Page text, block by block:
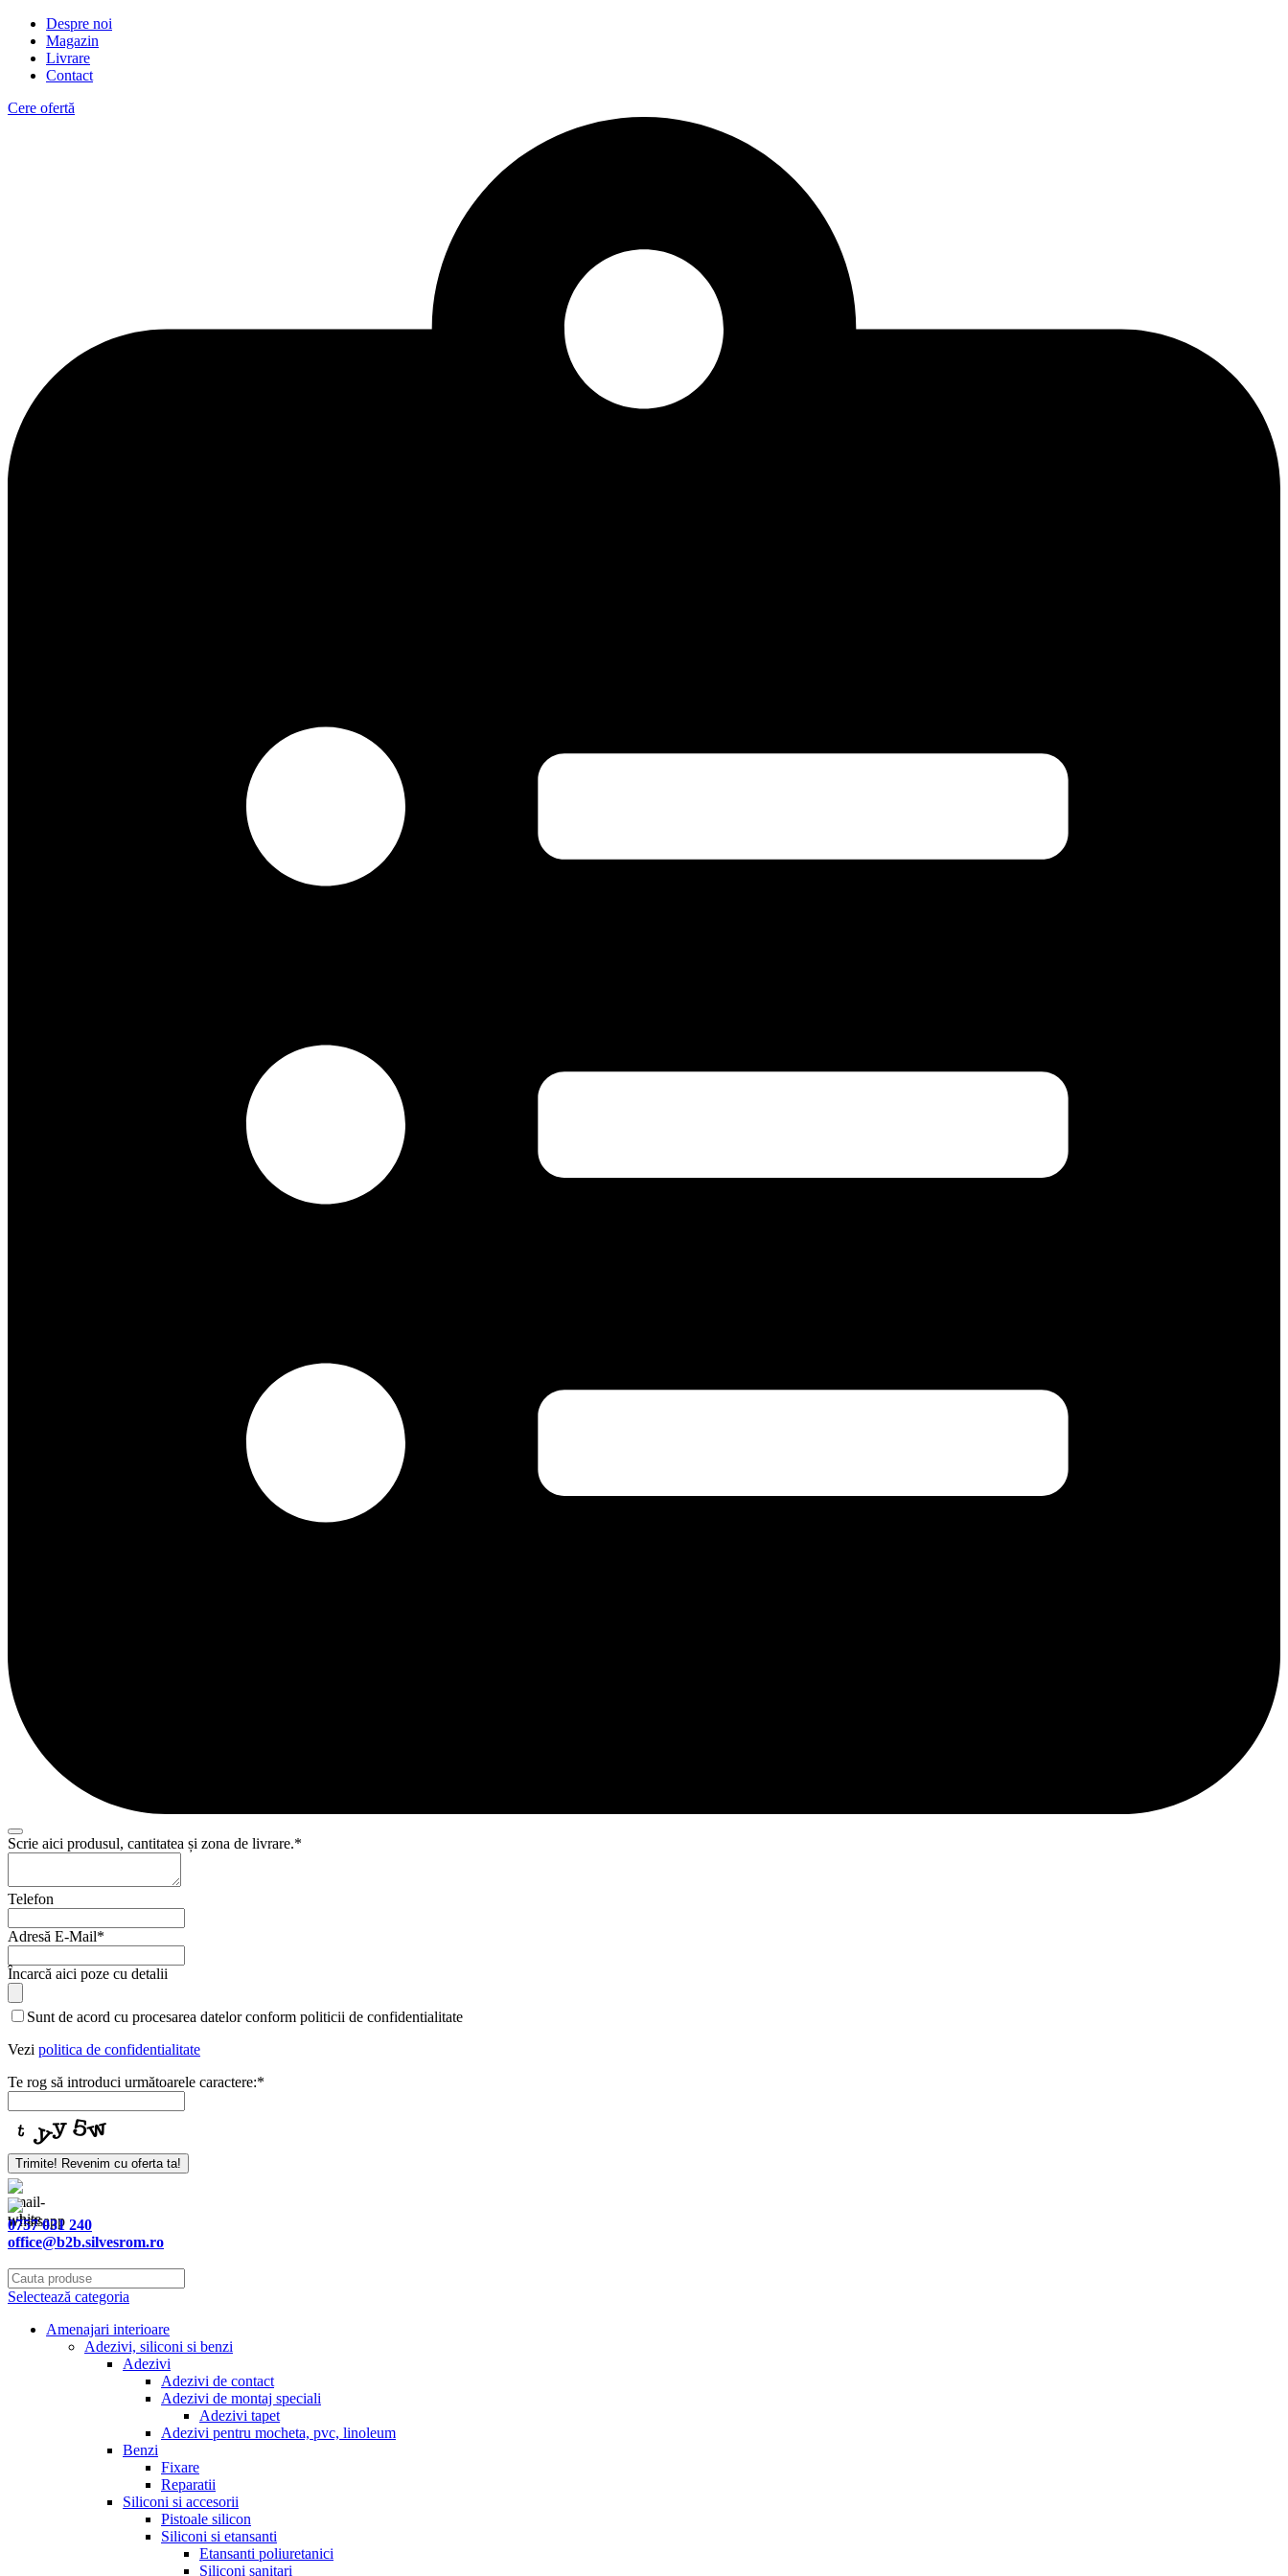
Despre noi
Magazin
Livrare
Contact
Cere ofertă
Scrie aici produsul, cantitatea și zona de livrare.*
Telefon
Adresă E-Mail*
Your
Website
Încarcă aici poze cu detalii
Sunt de acord cu procesarea datelor conform politicii de confidentialitate
Vezi politica de confidentialitate
Te rog să introduci următoarele caractere:*
Trimite! Revenim cu oferta ta!
0757 031 240
office@b2b.silvesrom.ro
Selectează categoria
Amenajari interioare
Adezivi, siliconi si benzi
Adezivi
Adezivi de contact
Adezivi de montaj speciali
Adezivi tapet
Adezivi pentru mocheta, pvc, linoleum
Benzi
Fixare
Reparatii
Siliconi si accesorii
Pistoale silicon
Siliconi si etansanti
Etansanti poliuretanici
Siliconi sanitari